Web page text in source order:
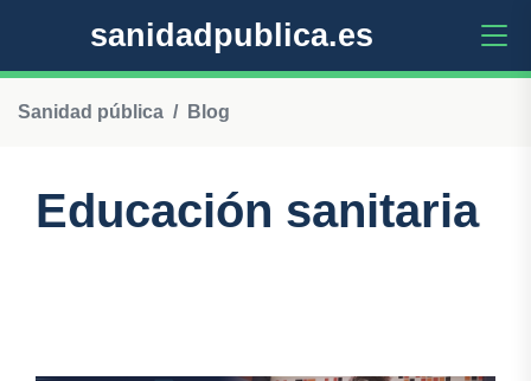
sanidadpublica.es
Sanidad pública Blog
Educación sanitaria